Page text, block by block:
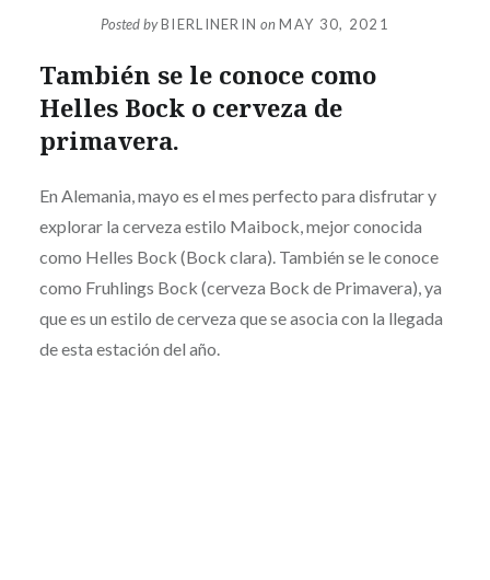
Posted byBIERLINERIN on MAY 30, 2021
También se le conoce como
Helles Bock o cerveza de
primavera.
En Alemania, mayo es el mes perfecto para disfrutar y
explorar la cerveza estilo Maibock, mejor conocida
como Helles Bock (Bock clara). También se le conoce
como Fruhlings Bock (cerveza Bock de Primavera), ya
que es un estilo de cerveza que se asocia con la llegada
de esta estación del año.